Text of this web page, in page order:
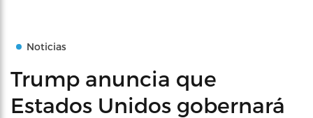
Noticias
Trump anuncia que
Estados Unidos gobernará